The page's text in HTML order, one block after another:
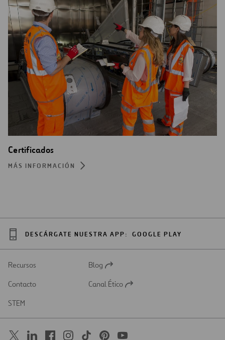
Certificados
MÁS INFORMACIÓN
DESCÁRGATE NUESTRA APP: GOOGLE PLAY
Recursos
Abrir
una
Blog
Contacto
Abrir
Canal Ético
STEM